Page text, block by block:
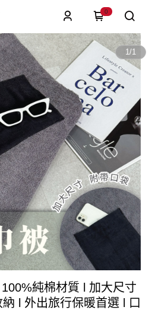
0
1/1
純棉材質 l 加大尺寸
l 外出旅行保暖首選 l 口